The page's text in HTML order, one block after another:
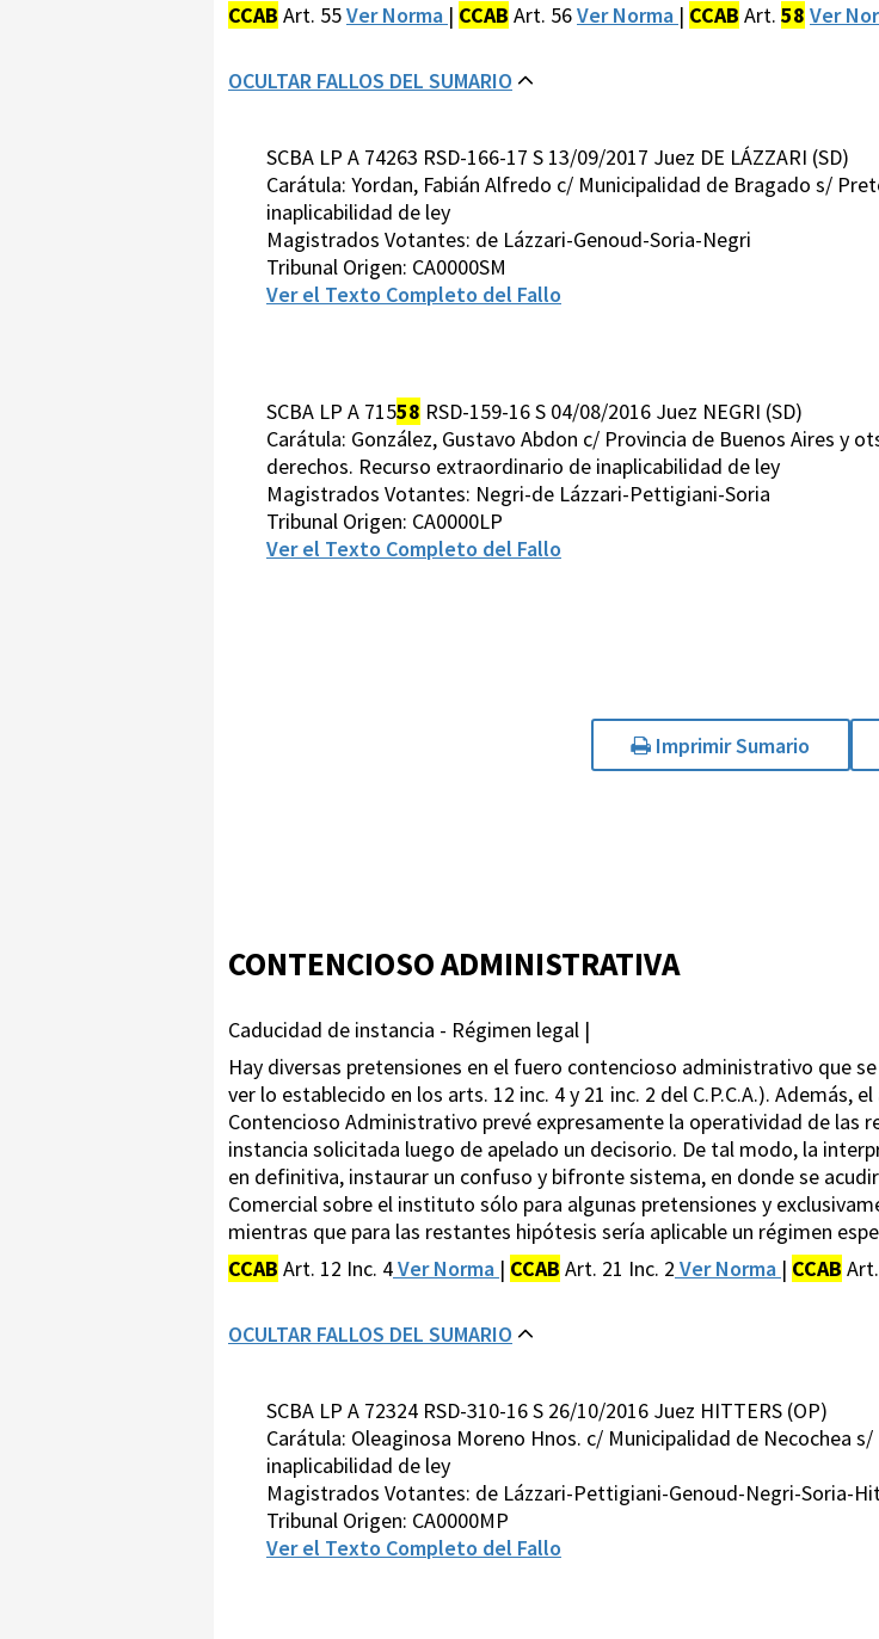
CCAB Art. 55Ver Norma | CCAB Art. 56Ver Norma | CCAB Art. 58 Ver
OCULTAR FALLOS DEL SUMARIO
SCBA LP A 74263 RSD-166-17 S 13/09/2017 Juez DE LÁZZARI (SD)
Carátula: Yordan, Fabián Alfredo c/ Municipalidad de Bragado s/
inaplicabilidad de ley
Magistrados Votantes: de Lázzari-Genoud-Soria-Negri
Tribunal Origen: CA0000SM
Ver el Texto Completo del Fallo
SCBA LP A 71558 RSD-159-16 S 04/08/2016 Juez NEGRI (SD)
Carátula: González, Gustavo Abdon c/ Provincia de Buenos Aires
derechos. Recurso extraordinario de inaplicabilidad de ley
Magistrados Votantes: Negri-de Lázzari-Pettigiani-Soria
Tribunal Origen: CA0000LP
Ver el Texto Completo del Fallo
Imprimir Sumario
CONTENCIOSO ADMINISTRATIVA
Caducidad de instancia - Régimen legal |
Hay diversas pretensiones en el fuero contencioso administrativo que
ver lo establecido en los arts. 12 inc. 4 y 21 inc. 2 del C.P.C.A.). Además,
Contencioso Administrativo prevé expresamente la operatividad de las
instancia solicitada luego de apelado un decisorio. De tal modo, la
en definitiva, instaurar un confuso y bifronte sistema, en donde se
Comercial sobre el instituto sólo para algunas pretensiones y
mientras que para las restantes hipótesis sería aplicable un régimen
CCAB Art. 12 Inc. 4Ver Norma | CCAB Art. 21 Inc. 2 Ver Norma | CCAB Art.
OCULTAR FALLOS DEL SUMARIO
SCBA LP A 72324 RSD-310-16 S 26/10/2016 Juez HITTERS (OP)
Carátula: Oleaginosa Moreno Hnos. c/ Municipalidad de Necochea
inaplicabilidad de ley
Magistrados Votantes: de Lázzari-Pettigiani-Genoud-Negri-Soria-
Tribunal Origen: CA0000MP
Ver el Texto Completo del Fallo